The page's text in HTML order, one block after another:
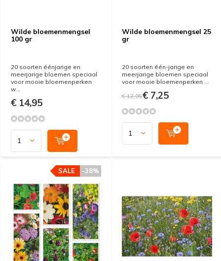
Wilde bloemenmengsel
100 gr
20 soorten éénjarige en
meerjarige bloemen speciaal
voor mooie bloemenperken
w...
€ 14,95
Wilde bloemenmengsel 25
gr
20 soorten één-jarige en
meerjarige bloemen speciaal
voor mooie bloemenperken ...
€ 12,95€ 7,25
-38%
SALE